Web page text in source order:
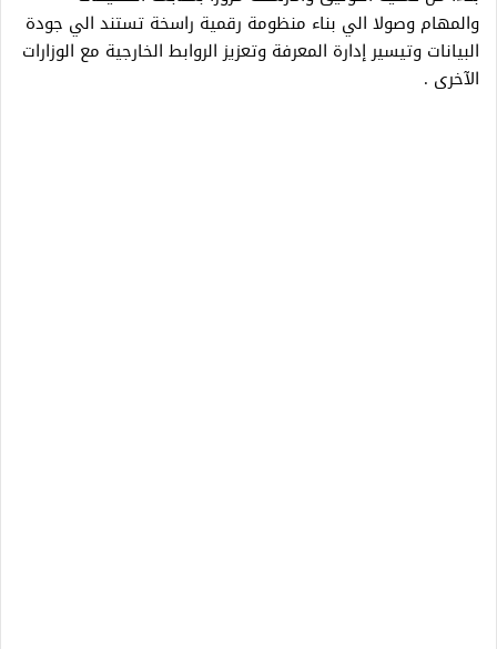
والمهام وصولا الي بناء منظومة رقمية راسخة تستند الي جودة
البيانات وتيسير إدارة المعرفة وتعزيز الروابط الخارجية مع الوزارات
الآخرى .